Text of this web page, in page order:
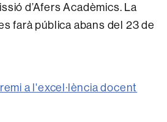
d’Afers Acadèmics. La
farà pública abans del 23 de
a l'excel·lència docent